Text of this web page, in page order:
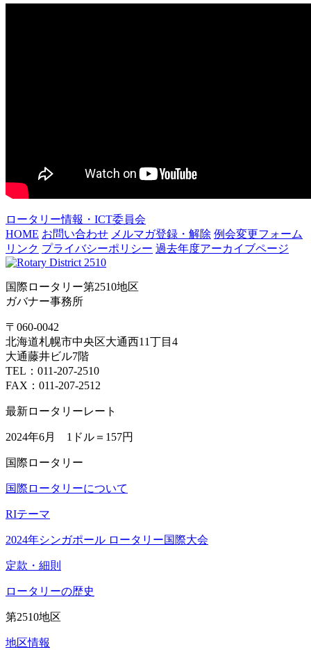
ロータリー情報・ICT委員会
HOME お問い合わせ メルマガ登録・解除 例会変更フォーム
リンク プライバシーポリシー 過去年度アーカイブページ
国際ロータリー第2510地区
ガバナー事務所
〒060-0042
北海道札幌市中央区大通西11丁目4
大通藤井ビル7階
TEL：011-207-2510
FAX：011-207-2512
最新ロータリーレート
2024年6月 1ドル＝ 157円
国際ロータリー
国際ロータリーについて
RIテーマ
2024年シンガポール ロータリー国際大会
定款・細則
ロータリーの歴史
第2510地区
地区情報